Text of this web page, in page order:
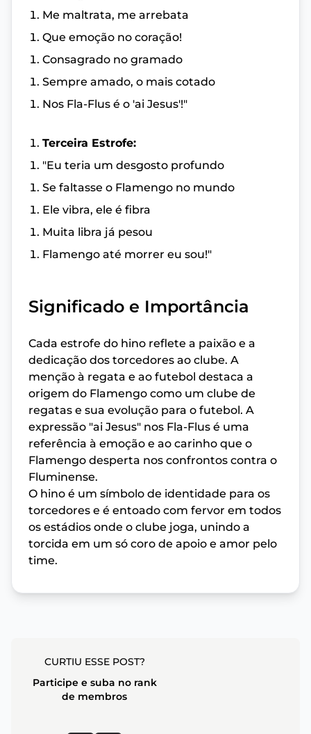
Me maltrata, me arrebata
Que emoção no coração!
Consagrado no gramado
Sempre amado, o mais cotado
Nos Fla-Flus é o 'ai Jesus'!"
Terceira Estrofe:
"Eu teria um desgosto profundo
Se faltasse o Flamengo no mundo
Ele vibra, ele é fibra
Muita libra já pesou
Flamengo até morrer eu sou!"
Significado e Importância
Cada estrofe do hino reflete a paixão e a
dedicação dos torcedores ao clube. A
menção à regata e ao futebol destaca a
origem do Flamengo como um clube de
regatas e sua evolução para o futebol. A
expressão "ai Jesus" nos Fla-Flus é uma
referência à emoção e ao carinho que o
Flamengo desperta nos confrontos contra o
Fluminense.
O hino é um símbolo de identidade para os
torcedores e é entoado com fervor em todos
os estádios onde o clube joga, unindo a
torcida em um só coro de apoio e amor pelo
time.
CURTIU ESSE POST?
Participe e suba no rank
de membros